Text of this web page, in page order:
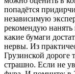
попадётся
независимую
рекомендую нанять
какие бумаги
нервы. Из
Грузинской дороге
страшно. Если не